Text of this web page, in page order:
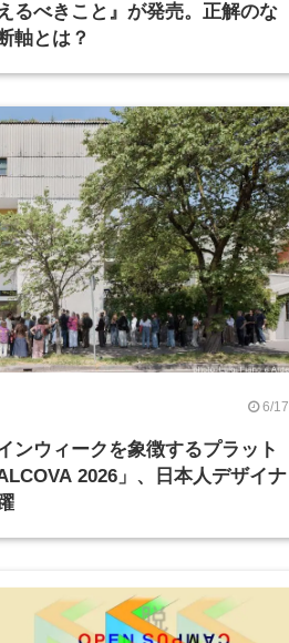
るべきこと』が発売。正解のな
軸とは？
6/17
ンウィークを象徴するプラット
2026」、日本人デザイナ